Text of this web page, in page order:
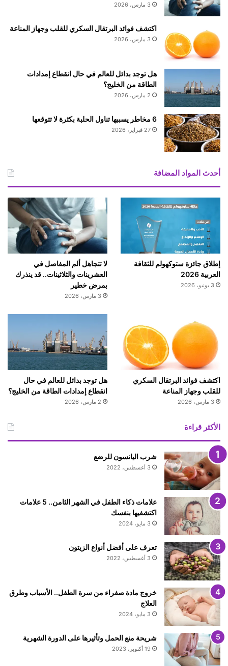
3 مارس، 2026
اكتشف فوائد البرتقال السكري للقلب وجهاز المناعة
3 مارس، 2026
هل توجد بدائل للعالم في حال انقطاع إمدادات
الطاقة من الخليج؟
2 مارس، 2026
6 مخاطر يسببها تناول الحلبة بكثرة لا تتوقعها
27 فبراير، 2026
أحدث المواد المضافة
إطلاق جائزة ستوكهولم للثقافة
العربية 2026
3 يونيو، 2026
لا تتجاهل ألم المفاصل في
العشرينات والثلاثينات.. قد ينذرك
بمرض خطير
3 مارس، 2026
اكتشف فوائد البرتقال السكري
للقلب وجهاز المناعة
3 مارس، 2026
هل توجد بدائل للعالم في حال
انقطاع إمدادات الطاقة من الخليج؟
2 مارس، 2026
الأكثر قراءة
شرب اليانسون للرضع
3 أغسطس، 2022
علامات ذكاء الطفل في الشهر الثامن.. 5 علامات
اكتشفيها بنفسك
3 مايو، 2024
تعرف على أفضل أنواع الزيتون
3 أغسطس، 2022
خروج مادة صفراء من سرة الطفل.. الأسباب وطرق
العلاج
3 مايو، 2024
شريحة منع الحمل وتأثيرها على الدورة الشهرية
19 أكتوبر، 2023